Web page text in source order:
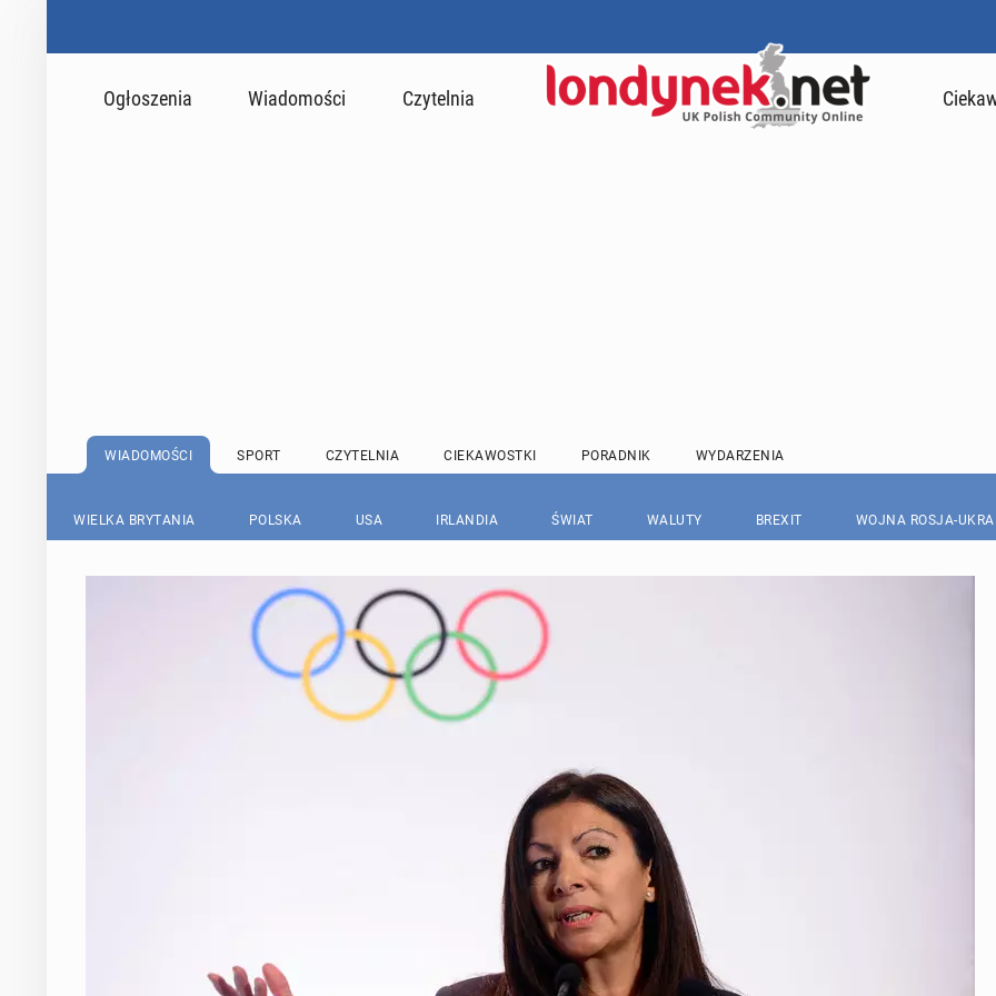
Ogłoszenia Wiadomości Czytelnia
WIADOMOŚCI SPORT CZYTELNIA CIEKAWOSTKI PORADNIK WYDARZENIA
WIELKA BRYTANIA POLSKA USA IRLANDIA ŚWIAT WALUTY BREXIT WOJNA ROSJA-